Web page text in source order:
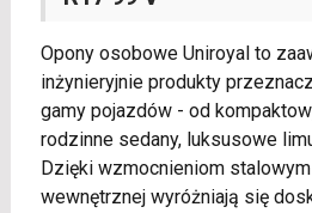
Opony osobowe Uniroyal to
inżynieryjnie produkty
gamy pojazdów - od
rodzinne sedany, luksusowe
Dzięki wzmocnieniom
wewnętrznej wyróżniają się